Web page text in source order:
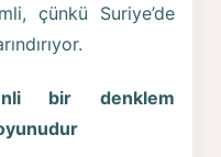
çünkü Suriye’de
bir denklem